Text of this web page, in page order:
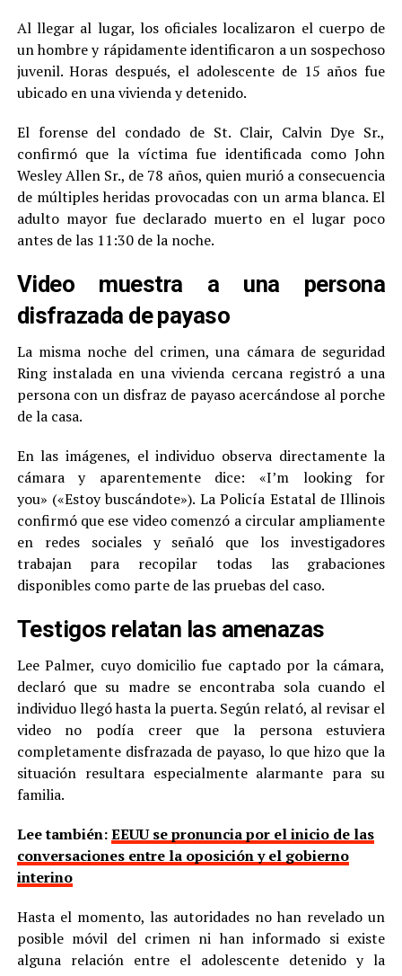
Al llegar al lugar, los oficiales localizaron el cuerpo de
un hombre y rápidamente identificaron a un sospechoso
juvenil. Horas después, el adolescente de 15 años fue
ubicado en una vivienda y detenido.
El forense del condado de St. Clair, Calvin Dye Sr.,
confirmó que la víctima fue identificada como John
Wesley Allen Sr., de 78 años, quien murió a consecuencia
de múltiples heridas provocadas con un arma blanca. El
adulto mayor fue declarado muerto en el lugar poco
antes de las 11:30 de la noche.
Video muestra a una persona
disfrazada de payaso
La misma noche del crimen, una cámara de seguridad
Ring instalada en una vivienda cercana registró a una
persona con un disfraz de payaso acercándose al porche
de la casa.
En las imágenes, el individuo observa directamente la
cámara y aparentemente dice: «I’m looking for
you» («Estoy buscándote»). La Policía Estatal de Illinois
confirmó que ese video comenzó a circular ampliamente
en redes sociales y señaló que los investigadores
trabajan para recopilar todas las grabaciones
disponibles como parte de las pruebas del caso.
Testigos relatan las amenazas
Lee Palmer, cuyo domicilio fue captado por la cámara,
declaró que su madre se encontraba sola cuando el
individuo llegó hasta la puerta. Según relató, al revisar el
video no podía creer que la persona estuviera
completamente disfrazada de payaso, lo que hizo que la
situación resultara especialmente alarmante para su
familia.
Lee también:EEUU se pronuncia por el inicio de las
conversaciones entre la oposición y el gobierno
interino
Hasta el momento, las autoridades no han revelado un
posible móvil del crimen ni han informado si existe
alguna relación entre el adolescente detenido y la